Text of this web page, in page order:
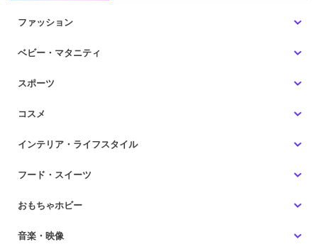
ファッション
ベビー・マタニティ
スポーツ
コスメ
インテリア・ライフスタイル
フード・スイーツ
おもちゃホビー
音楽・映像